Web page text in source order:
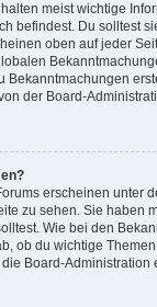
meist wichtige
befindest. Du solltest
oben auf jeder
Bekanntmachungen
der Board-
erscheinen unter
zu sehen. Sie haben
Wie bei den
ob du wichtige
Board-Administration